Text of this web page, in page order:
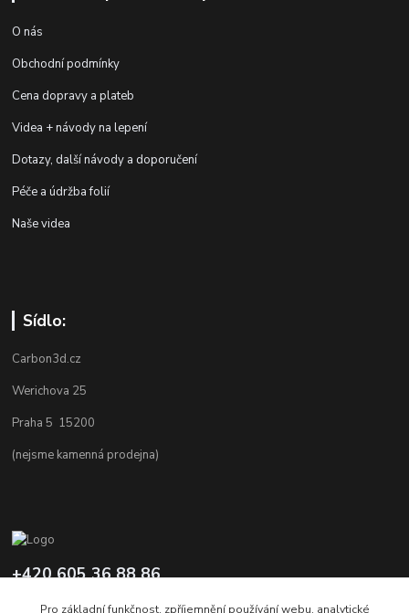
O nás
Obchodní podmínky
Cena dopravy a plateb
Videa + návody na lepení
Dotazy, další návody a doporučení
Péče a údržba folií
Naše videa
Sídlo:
Carbon3d.cz
Werichova 25
Praha 5 15200
(nejsme kamenná prodejna)
+420 605 36 88 86
Pro základní funkčnost, zpříjemnění používání webu, analytické